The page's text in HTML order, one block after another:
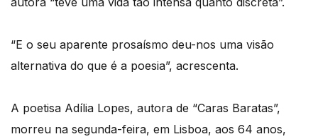
“E o seu aparente prosaísmo deu-nos uma visão
alternativa do que é a poesia”, acrescenta.
A poetisa Adília Lopes, autora de “Caras Baratas”,
morreu na segunda-feira, em Lisboa, aos 64 anos,